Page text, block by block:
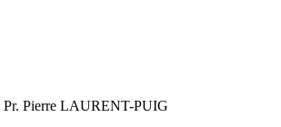
Pr. Pierre LAURENT-PUIG